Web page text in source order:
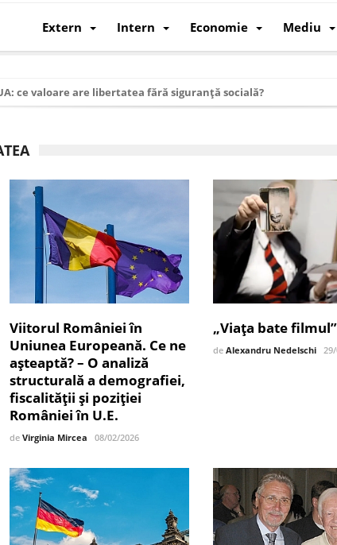
Extern Intern Economie Mediu
ce valoare are libertatea fără siguranță socială?
al SUA: cum au devenit cea mai mare economie a lumii
al Rusiei: de ce rezistă?
și Estul care revine: o realitate pe care România o simte, nu
în Uniunea Europeană. Ce ne așteaptă? – O analiză
pentru a supraviețui ca țară
prin nanoparticule
un nou cip AI pentru a înlocui Nvidia
Viitorul României în
Uniunea Europeană. Ce ne
așteaptă? – O analiză
structurală a demografiei,
fiscalității și poziției
României în U.E.
de Virginia Mircea 08/02/2026
„Viața bate filmul”
deAlexandru Nedelschi